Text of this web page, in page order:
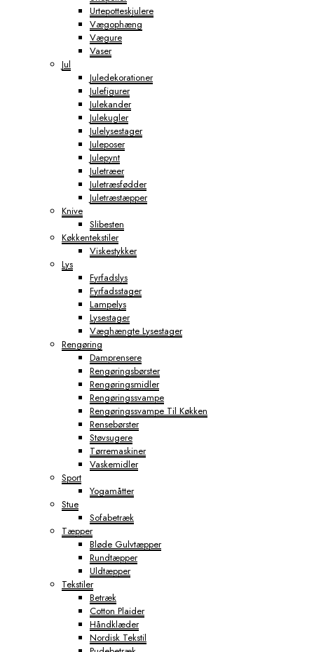
Urtepotteskjulere
Vægophæng
Vægure
Vaser
Jul
Juledekorationer
Julefigurer
Julekander
Julekugler
Julelysestager
Juleposer
Julepynt
Juletræer
Juletræsfødder
Juletræstæpper
Knive
Slibesten
Køkkentekstiler
Viskestykker
Lys
Fyrfadslys
Fyrfadsstager
Lampelys
Lysestager
Væghængte Lysestager
Rengøring
Damprensere
Rengøringsbørster
Rengøringsmidler
Rengøringssvampe
Rengøringssvampe Til Køkken
Rensebørster
Støvsugere
Tørremaskiner
Vaskemidler
Sport
Yogamåtter
Stue
Sofabetræk
Tæpper
Bløde Gulvtæpper
Rundtæpper
Uldtæpper
Tekstiler
Betræk
Cotton Plaider
Håndklæder
Nordisk Tekstil